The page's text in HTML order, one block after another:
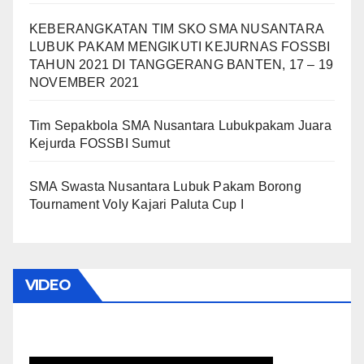
KEBERANGKATAN TIM SKO SMA NUSANTARA
LUBUK PAKAM MENGIKUTI KEJURNAS FOSSBI
TAHUN 2021 DI TANGGERANG BANTEN, 17 – 19
NOVEMBER 2021
Tim Sepakbola SMA Nusantara Lubukpakam Juara
Kejurda FOSSBI Sumut
SMA Swasta Nusantara Lubuk Pakam Borong
Tournament Voly Kajari Paluta Cup I
VIDEO